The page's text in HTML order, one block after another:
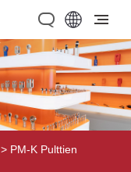
> PM-K Pulttien